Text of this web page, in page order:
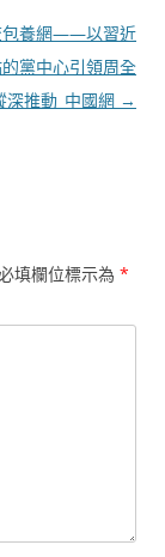
包養網——以習近
黨中心引領周全
深推動_中國網 →
填欄位標示為 *